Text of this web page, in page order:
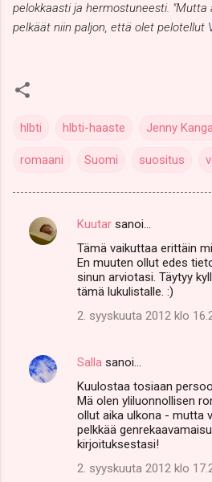
pelokkaasti ja hermostuneesti.
pelkäät niin paljon, että olet pelotellut
hlbti hlbti-haaste Jenny
romaani Suomi suositus
K
t
Kuutar sanoi…
Tämä vaikuttaa erittäin
En muuten ollut edes
sinun arviotasi. Täytyy
tämä lukulistalle. :)
2. syyskuuta 2012 klo
Salla sanoi…
Kuulostaa tosiaan
Mä olen yliluonnollisen
ollut aika ulkona - mutta
pelkkää
kirjoituksestasi!
2. syyskuuta 2012 klo